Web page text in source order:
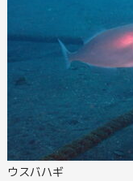
ウスバハギ